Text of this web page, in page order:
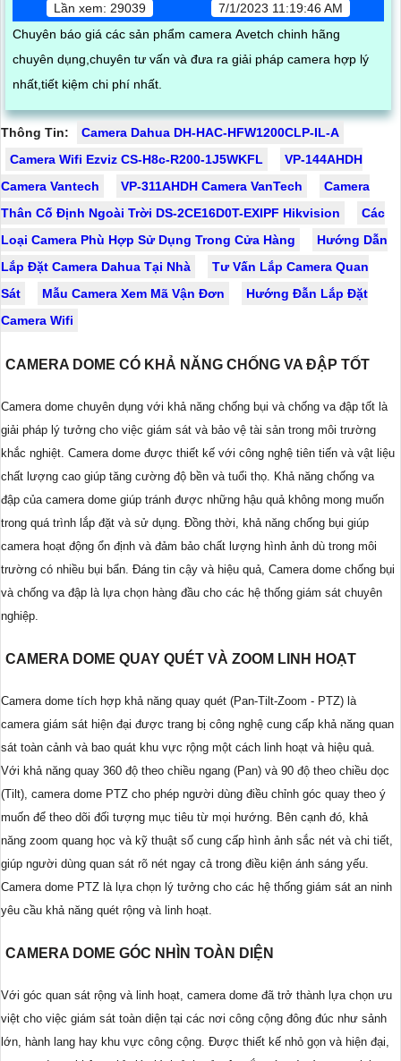
Lần xem: 29039
7/1/2023 11:19:46 AM
Chuyên báo giá các sản phẩm camera Avetch chinh hãng
chuyên dụng,chuyên tư vấn và đưa ra giải pháp camera hợp lý
nhất,tiết kiệm chi phí nhất.
Thông Tin:
Camera Dahua DH-HAC-HFW1200CLP-IL-A
Camera Wifi Ezviz CS-H8c-R200-1J5WKFL
VP-144AHDH
Camera Vantech
VP-311AHDH Camera VanTech
Camera
Thân Cố Định Ngoài Trời DS-2CE16D0T-EXIPF Hikvision
Các
Loại Camera Phù Hợp Sử Dụng Trong Cửa Hàng
Hướng Dẫn
Lắp Đặt Camera Dahua Tại Nhà
Tư Vấn Lắp Camera Quan
Sát
Mẫu Camera Xem Mã Vận Đơn
Hướng Đẫn Lắp Đặt
Camera Wifi
CAMERA DOME CÓ KHẢ NĂNG CHỐNG VA ĐẬP TỐT
Camera dome chuyên dụng với khả năng chống bụi và chống va đập tốt là
giải pháp lý tưởng cho việc giám sát và bảo vệ tài sản trong môi trường
khắc nghiệt. Camera dome được thiết kế với công nghệ tiên tiến và vật liệu
chất lượng cao giúp tăng cường độ bền và tuổi thọ. Khả năng chống va
đập của camera dome giúp tránh được những hậu quả không mong muốn
trong quá trình lắp đặt và sử dụng. Đồng thời, khả năng chống bụi giúp
camera hoạt động ổn định và đảm bảo chất lượng hình ảnh dù trong môi
trường có nhiều bụi bẩn. Đáng tin cậy và hiệu quả, Camera dome chống bụi
và chống va đập là lựa chọn hàng đầu cho các hệ thống giám sát chuyên
nghiệp.
CAMERA DOME QUAY QUÉT VÀ ZOOM LINH HOẠT
Camera dome tích hợp khả năng quay quét (Pan-Tilt-Zoom - PTZ) là
camera giám sát hiện đại được trang bị công nghệ cung cấp khả năng quan
sát toàn cảnh và bao quát khu vực rộng một cách linh hoạt và hiệu quả.
Với khả năng quay 360 độ theo chiều ngang (Pan) và 90 độ theo chiều dọc
(Tilt), camera dome PTZ cho phép người dùng điều chỉnh góc quay theo ý
muốn để theo dõi đối tượng mục tiêu từ mọi hướng. Bên cạnh đó, khả
năng zoom quang học và kỹ thuật số cung cấp hình ảnh sắc nét và chi tiết,
giúp người dùng quan sát rõ nét ngay cả trong điều kiện ánh sáng yếu.
Camera dome PTZ là lựa chọn lý tưởng cho các hệ thống giám sát an ninh
yêu cầu khả năng quét rộng và linh hoạt.
CAMERA DOME GÓC NHÌN TOÀN DIỆN
Với góc quan sát rộng và linh hoạt, camera dome đã trở thành lựa chọn ưu
việt cho việc giám sát toàn diện tại các nơi công cộng đông đúc như sảnh
lớn, hành lang hay khu vực công cộng. Được thiết kế nhỏ gọn và hiện đại,